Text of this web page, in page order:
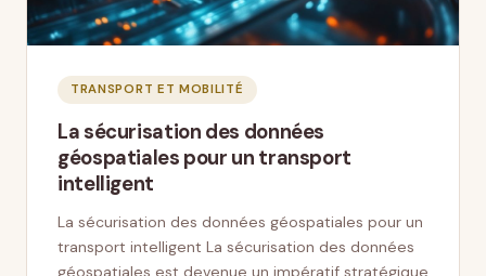
TRANSPORT ET MOBILITÉ
La sécurisation des données
géospatiales pour un transport
intelligent
La sécurisation des données géospatiales pour un
transport intelligent La sécurisation des données
géospatiales est devenue un impératif stratégique